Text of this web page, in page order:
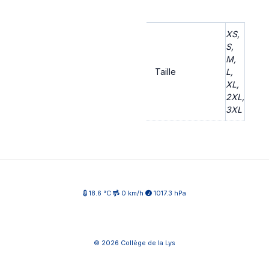
Taille
XS,
S,
M,
L,
XL,
2XL,
3XL
18.6 °C 0 km/h 1017.3 hPa
© 2026 Collège de la Lys